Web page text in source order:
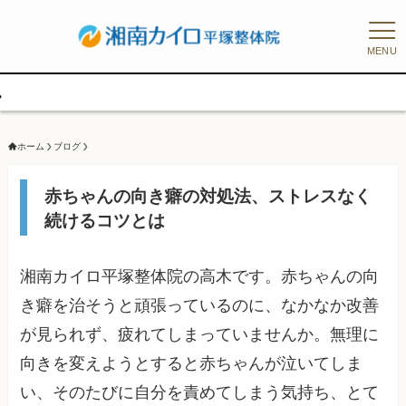
MENU
ホーム ブログ
赤ちゃんの向き癖の対処法、ストレスなく
続けるコツとは
湘南カイロ平塚整体院の高木です。赤ちゃんの向
き癖を治そうと頑張っているのに、なかなか改善
が見られず、疲れてしまっていませんか。無理に
向きを変えようとすると赤ちゃんが泣いてしま
い、そのたびに自分を責めてしまう気持ち、とて